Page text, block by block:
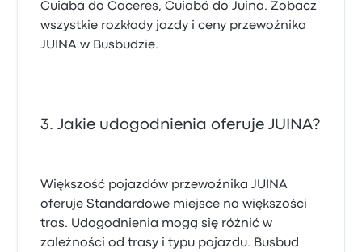
Cuiabá do Caceres, Cuiabá do Juina. Zobacz
wszystkie rozkłady jazdy i ceny przewoźnika
JUINA w Busbudzie.
Jakie udogodnienia oferuje JUINA?
Większość pojazdów przewoźnika JUINA
oferuje Standardowe miejsce na większości
tras. Udogodnienia mogą się różnić w
zależności od trasy i typu pojazdu. Busbud